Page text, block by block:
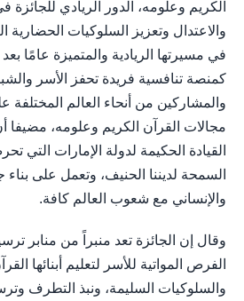
الكريم وعلومه، الدور الريادي
والاعتدال وتعزيز السلوكيات الحضارية
في مسيرتها الريادية والمتميزة عامًا
كمنصة تنافسية فريدة تحفز الأسر
والمشاركين من أنحاء العالم المختلفة
مجالات القرآن الكريم وعلومه، مضيفا
القيادة الحكيمة لدولة الإمارات التي
السمحة لديننا الحنيف، وتعمل على
والإنساني مع شعوب العالم كافة.
وقال إن الجائزة تعد منبراً من منابر
الفرص المواتية للأسر لتعليم أبنائها
والسلوكيات السليمة، ونبذ التطرف